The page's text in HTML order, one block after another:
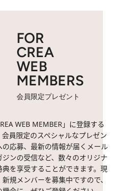
FOR
CREA
WEB
MEMBERS
会員限定プレゼント
WEB MEMBER」に登録する
会員限定のスペシャルなプレゼン
の応募、最新の情報が届くメール
ジンの受信など、数々のオリジナ
典を享受することができます。現
新規メンバーを募集中ですので、